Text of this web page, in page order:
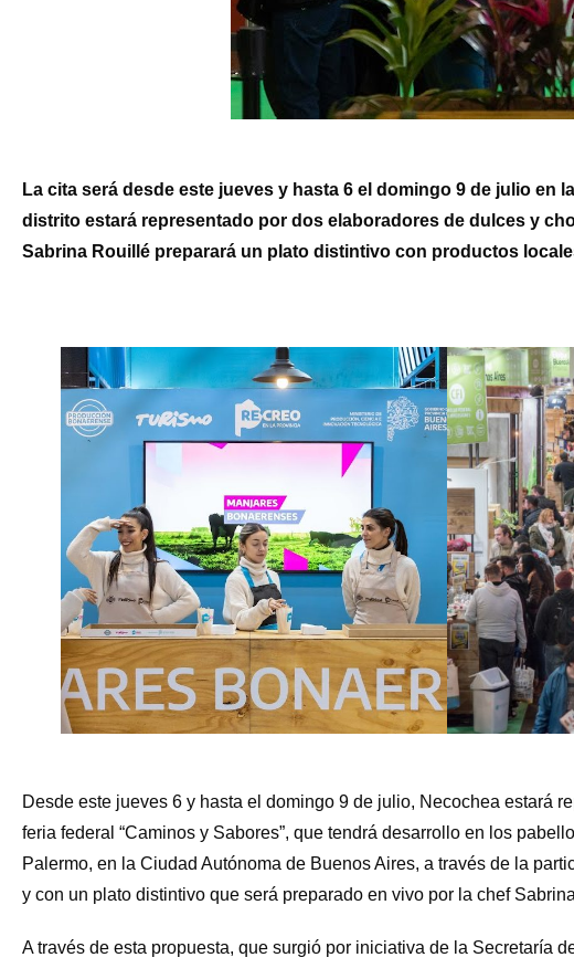
La cita será desde este jueves y hasta 6 el domingo 9 de julio en
distrito estará representado por dos elaboradores de dulces y
Sabrina Rouillé preparará un plato distintivo con productos
Desde este jueves 6 y hasta el domingo 9 de julio, Necochea estará
feria federal “Caminos y Sabores”, que tendrá desarrollo en los
Palermo, en la Ciudad Autónoma de Buenos Aires, a través de la
y con un plato distintivo que será preparado en vivo por la chef
A través de esta propuesta, que surgió por iniciativa de la Secretaría